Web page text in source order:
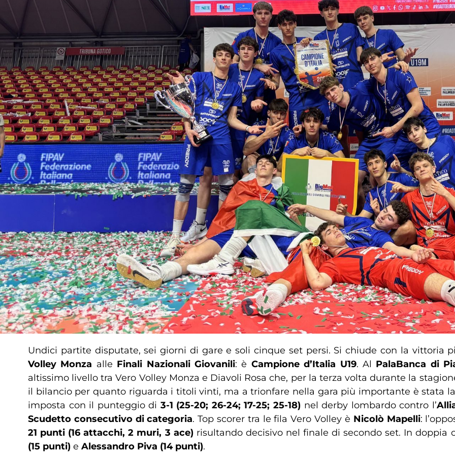
Undici partite disputate, sei giorni di gare e soli cinque set persi. Si chiude con la vittoria
Volley Monza alle Finali Nazionali Giovanili: è Campione d’Italia U19. Al PalaBanca di
altissimo livello tra Vero Volley Monza e Diavoli Rosa che, per la terza volta durante la
il bilancio per quanto riguarda i titoli vinti, ma a trionfare nella gara più importante è stata
imposta con il punteggio di 3-1 (25-20; 26-24; 17-25; 25-18)nel derby lombardo contro l’
Scudetto consecutivo di categoria. Top scorer tra le fila Vero Volley è Nicolò Mapelli:
21 punti (16 attacchi, 2 muri, 3 ace)risultando decisivo nel finale di secondo set. In doppia
(15 punti) e Alessandro Piva (14 punti).